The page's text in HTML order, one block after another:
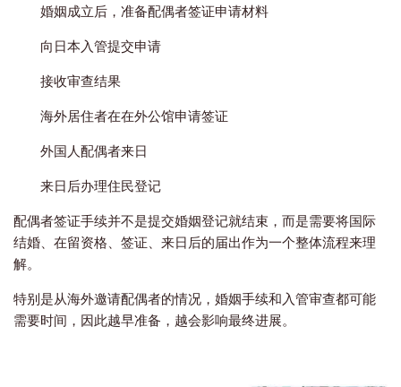
婚姻成立后，准备配偶者签证申请材料
向日本入管提交申请
接收审查结果
海外居住者在在外公馆申请签证
外国人配偶者来日
来日后办理住民登记
配偶者签证手续并不是提交婚姻登记就结束，而是需要将国际
结婚、在留资格、签证、来日后的届出作为一个整体流程来理
解。
特别是从海外邀请配偶者的情况，婚姻手续和入管审查都可能
需要时间，因此越早准备，越会影响最终进展。